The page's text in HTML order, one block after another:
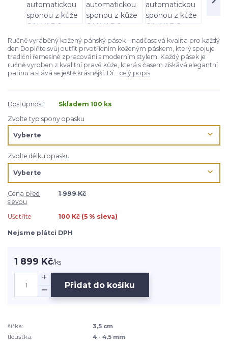
Ručně vyráběný kožený pánský pásek – nadčasová kvalita pro každý
den Doplňte svůj outfit prvotřídním koženým páskem, který spojuje
tradiční řemeslné zpracování s moderním stylem. Každý pásek je
ručně vyroben z kvalitní pravé kůže, která s časem získává elegantní
patinu a stává se ještě krásnější. Dí... celý popis
Dostupnost
Skladem 100 ks
Zvolte typ spony opasku
Zvolte délku opasku
Cena před
slevou
1 999 Kč
Ušetříte 100 Kč (5 % sleva)
Nejsme plátci DPH
1 899 Kč/ks
Přidat do košíku
šířka:
3,5 cm
tloušťka:
4 - 4,5 mm